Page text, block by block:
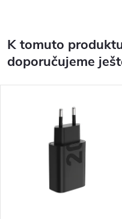
K tomuto
doporučujeme